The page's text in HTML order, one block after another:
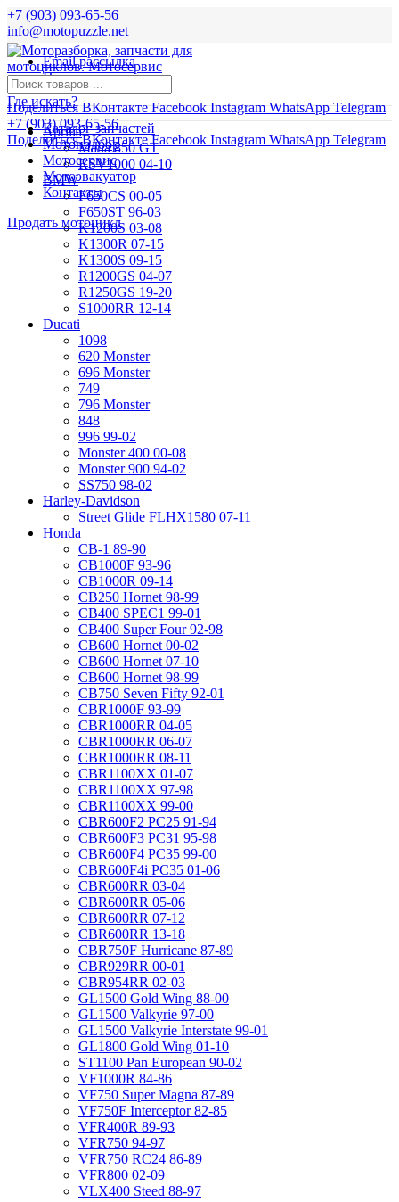
+7 (903) 093-65-56
info@motopuzzle.net
Email рассылка
Новости
Поделиться ВКонтакте Facebook Instagram WhatsApp Telegram
+7 (903) 093-65-56
Поделиться ВКонтакте Facebook Instagram WhatsApp Telegram
Где искать?
Aprilia
Mana 850 GT
RSV1000 04-10
BMW
F650CS 00-05
F650ST 96-03
K1200S 03-08
K1300R 07-15
K1300S 09-15
R1200GS 04-07
R1250GS 19-20
S1000RR 12-14
Ducati
1098
620 Monster
696 Monster
749
796 Monster
848
996 99-02
Monster 400 00-08
Monster 900 94-02
SS750 98-02
Harley-Davidson
Street Glide FLHX1580 07-11
Honda
CB-1 89-90
CB1000F 93-96
CB1000R 09-14
CB250 Hornet 98-99
CB400 SPEC1 99-01
CB400 Super Four 92-98
CB600 Hornet 00-02
CB600 Hornet 07-10
CB600 Hornet 98-99
CB750 Seven Fifty 92-01
CBR1000F 93-99
CBR1000RR 04-05
CBR1000RR 06-07
CBR1000RR 08-11
CBR1100XX 01-07
CBR1100XX 97-98
CBR1100XX 99-00
CBR600F2 PC25 91-94
CBR600F3 PC31 95-98
CBR600F4 PC35 99-00
CBR600F4i PC35 01-06
CBR600RR 03-04
CBR600RR 05-06
CBR600RR 07-12
CBR600RR 13-18
CBR750F Hurricane 87-89
CBR929RR 00-01
CBR954RR 02-03
GL1500 Gold Wing 88-00
GL1500 Valkyrie 97-00
GL1500 Valkyrie Interstate 99-01
GL1800 Gold Wing 01-10
ST1100 Pan European 90-02
VF1000R 84-86
VF750 Super Magna 87-89
VF750F Interceptor 82-85
VFR400R 89-93
VFR750 94-97
VFR750 RC24 86-89
VFR800 02-09
VLX400 Steed 88-97
Каталог запчастей
Мотоподбор
Мотосервис
Мотоэвакуатор
Контакты
Продать мотоцикл